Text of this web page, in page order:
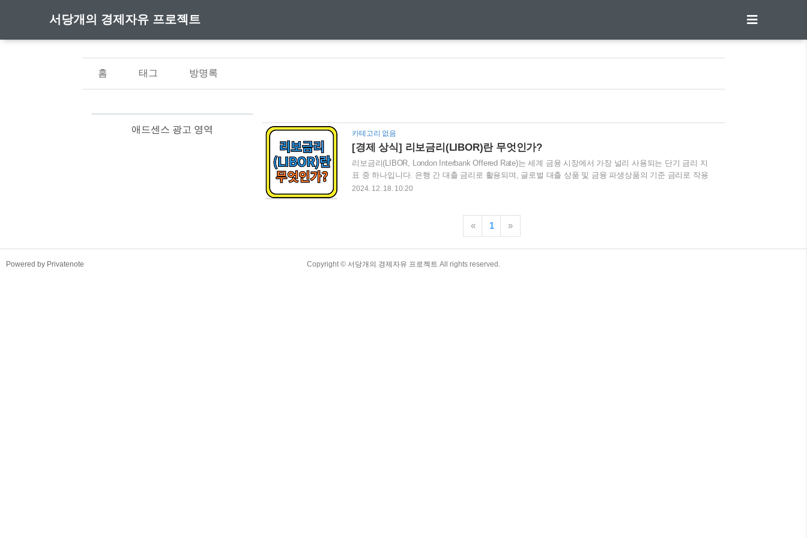
서당개의 경제자유 프로젝트
홈 태그 방명록
카테고리 없음
[경제 상식] 리보금리(LIBOR)란 무엇인가?
리보금리(LIBOR, London Interbank Offered Rate)는 세계 금융 시장에서 가장 널리 사용되는 단기 금리 지
표 중 하나입니다. 은행 간 대출 금리로 활용되며, 글로벌 대출 상품 및 금융 파생상품의 기준 금리로 작용
합니다. 이번 블로그 게시글에서는 리보금리의 개념, 활용, 최근 변화에 대해 알아보겠습니다. 목차 리보
들여올 때 기준이 되는 금리였습니다. 리보금리는 은행 간 신뢰를 기반으로 설정되며, 단기 금융시장에서
자금의 흐름을 나타내는 중요한 지표였습니다. 리보금리는 하..
2024. 12. 18. 10:20
« 1 »
애드센스 광고 영역
Powered by Privatenote Copyright © 서당개의 경제자유 프로젝트 All rights reserved.
TistoryWhaleSkin3.4